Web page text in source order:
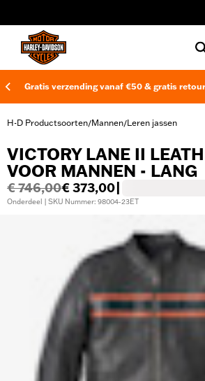
Gratis verzending vanaf €50 & gratis
H-D Productsoorten/Mannen/Leren jassen
VICTORY LANE II
VOOR MANNEN - LANG
€ 746,00€ 373,00
Onderdeel | SKU Nummer: 98004-23ET